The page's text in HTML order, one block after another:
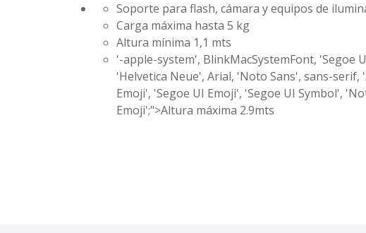
Soporte para flash, cámara y equipos de
Carga máxima hasta 5 kg
Altura mínima 1,1 mts
'-apple-system', BlinkMacSystemFont, 'Segoe
'Helvetica Neue', Arial, 'Noto Sans', sans-serif,
Emoji', 'Segoe UI Emoji', 'Segoe UI Symbol',
Emoji';">Altura máxima 2.9mts